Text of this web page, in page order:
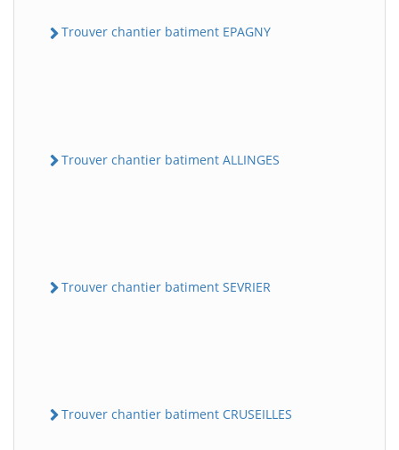
Trouver chantier batiment EPAGNY
Trouver chantier batiment ALLINGES
Trouver chantier batiment SEVRIER
Trouver chantier batiment CRUSEILLES